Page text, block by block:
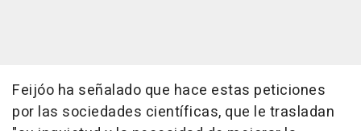
Feijóo ha señalado que hace estas peticiones
por las sociedades científicas, que le trasladan